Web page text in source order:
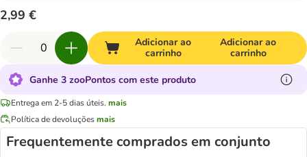
2,99 €
Adicionar ao
carrinho
Adicionar ao
carrinho
Ganhe 3 zooPontos com este produto
Entrega em 2-5 dias úteis. mais
Política de devoluçõesmais
Frequentemente comprados em conjunto